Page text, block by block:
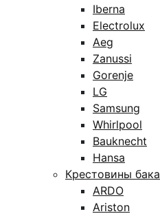
Iberna
Electrolux
Aeg
Zanussi
Gorenje
LG
Samsung
Whirlpool
Bauknecht
Hansa
Крестовины бака
ARDO
Ariston